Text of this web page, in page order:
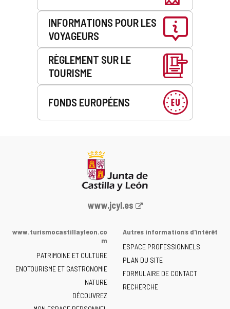
INFORMATIONS POUR LES
VOYAGEURS
RÈGLEMENT SUR LE
TOURISME
FONDS EUROPÉENS
Portail
la
de
Castilla
y
León
-
www.jcyl.es
www.turismocastillayleon.co
m
PATRIMOINE ET CULTURE
ENOTOURISME ET GASTRONOMIE
NATURE
DÉCOUVREZ
Autres informations d'intérêt
ESPACE PROFESSIONNELS
PLAN DU SITE
FORMULAIRE DE CONTACT
RECHERCHE